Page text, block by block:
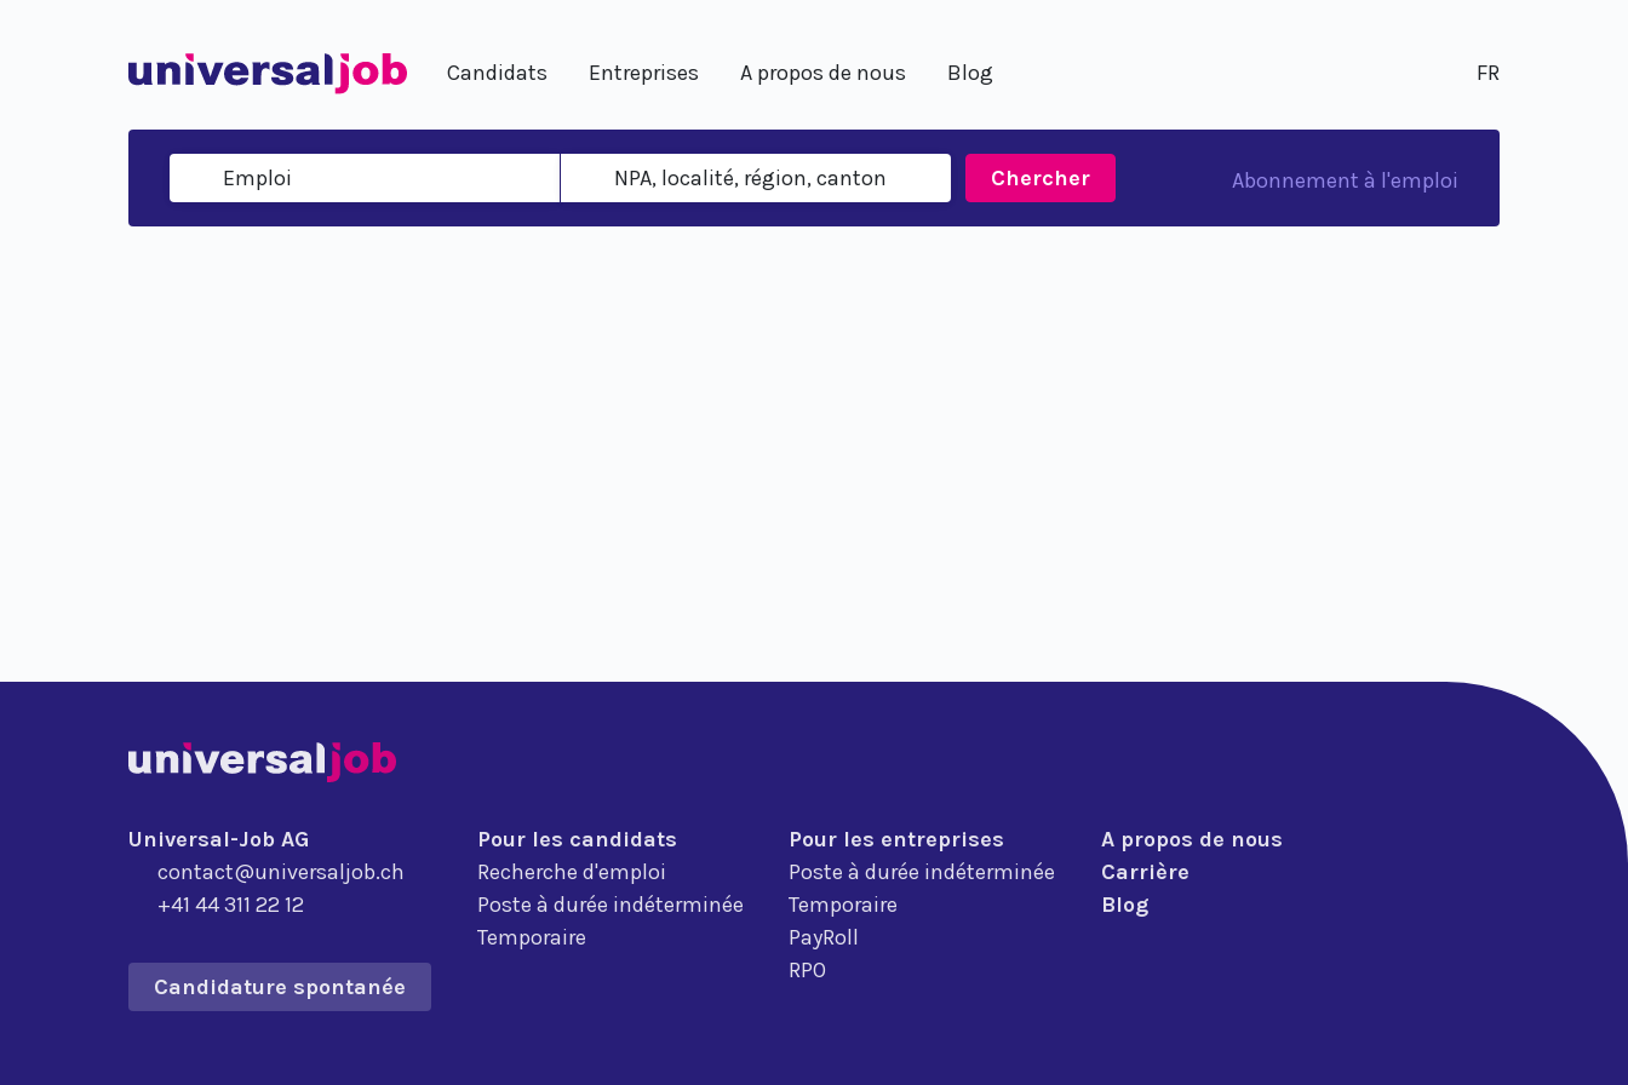
Candidats Entreprises A propos de nous Blog FR
Chercher Abonnement à l'emploi
Universal-Job AG
contact@universaljob.ch
+41 44 311 22 12
Candidature spontanée
Pour les candidats
Recherche d'emploi
Poste à durée indéterminée
Temporaire
Pour les entreprises
Poste à durée indéterminée
Temporaire
PayRoll
RPO
A propos de nous
Carrière
Blog